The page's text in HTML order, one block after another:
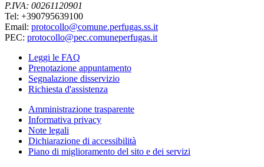
P.IVA: 00261120901
Tel: +390795639100
Email: protocollo@comune.perfugas.ss.it
PEC: protocollo@pec.comuneperfugas.it
Leggi le FAQ
Prenotazione appuntamento
Segnalazione disservizio
Richiesta d'assistenza
Amministrazione trasparente
Informativa privacy
Note legali
Dichiarazione di accessibilità
Piano di miglioramento del sito e dei servizi